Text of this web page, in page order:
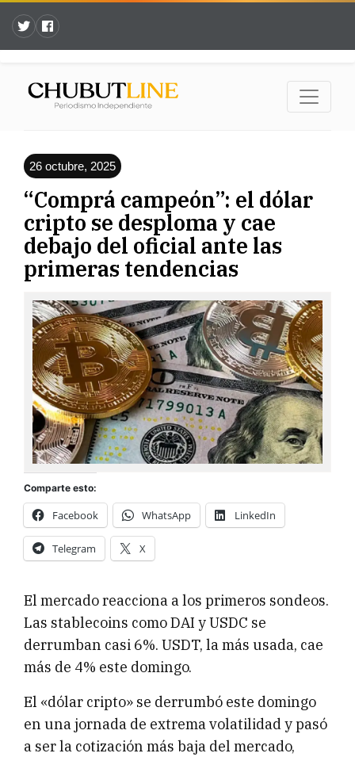
26 octubre, 2025
“Comprá campeón”: el dólar
cripto se desploma y cae
debajo del oficial ante las
primeras tendencias
Comparte esto:
Facebook WhatsApp LinkedIn
Telegram X
El mercado reacciona a los primeros sondeos.
Las stablecoins como DAI y USDC se
derrumban casi 6%. USDT, la más usada, cae
más de 4% este domingo.
El «dólar cripto» se derrumbó este domingo
en una jornada de extrema volatilidad y pasó
a ser la cotización más baja del mercado,